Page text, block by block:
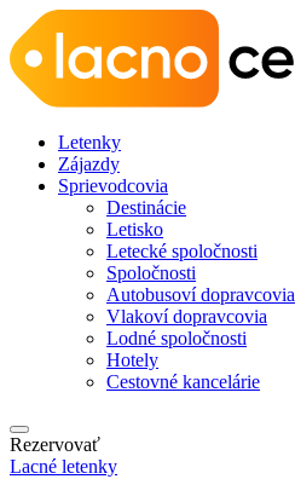
Letenky
Zájazdy
Sprievodcovia
Destinácie
Letisko
Letecké spoločnosti
Spoločnosti
Autobusoví dopravcovia
Vlakoví dopravcovia
Lodné spoločnosti
Hotely
Cestovné kancelárie
Rezervovať
Lacné letenky